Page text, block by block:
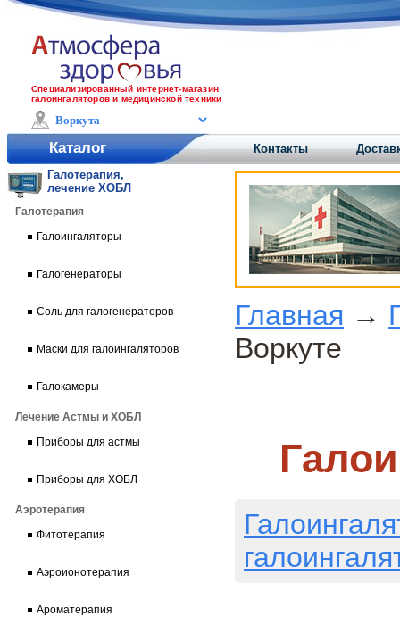
Специализированный интернет-магазин
галоингаляторов и медицинской техники
Каталог Контакты
Галотерапия,
лечение ХОБЛ
Галотерапия
Галоингаляторы
Галогенераторы
Соль для галогенераторов
Маски для галоингаляторов
Галокамеры
Лечение Астмы и ХОБЛ
Приборы для астмы
Приборы для ХОБЛ
Аэротерапия
Фитотерапия
Аэроионотерапия
Ароматерапия
Главная →
Воркуте